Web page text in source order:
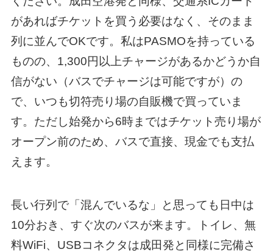
があればチケットを買う必要はなく、そのまま
列に並んでOKです。私はPASMOを持っている
ものの、1,300円以上チャージがあるかどうか自
信がない（バスでチャージは可能ですが）の
で、いつも切符売り場の自販機で買っていま
す。ただし始発から6時まではチケット売り場が
オープン前のため、バスで直接、現金でも支払
えます。
長い行列で「混んでいるな」と思っても日中は
10分おき、すぐ次のバスが来ます。トイレ、無
料WiFi、USBコネクタは成田発と同様に完備さ